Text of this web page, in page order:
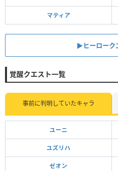
マティア
▶︎ヒーローク
覚醒クエスト一覧
事前に判明していたキャラ
ユーニ
ユズリハ
ゼオン